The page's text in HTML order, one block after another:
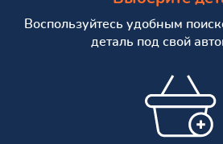
Воспользуйтесь удобным
деталь под свой